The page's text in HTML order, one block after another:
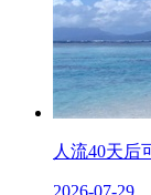
人流40天后